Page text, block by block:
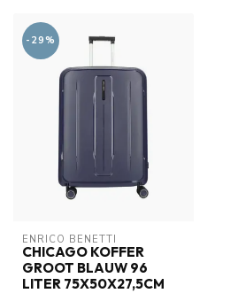
-29%
ENRICO BENETTI
CHICAGO KOFFER
GROOT BLAUW 96
LITER 75X50X27,5CM